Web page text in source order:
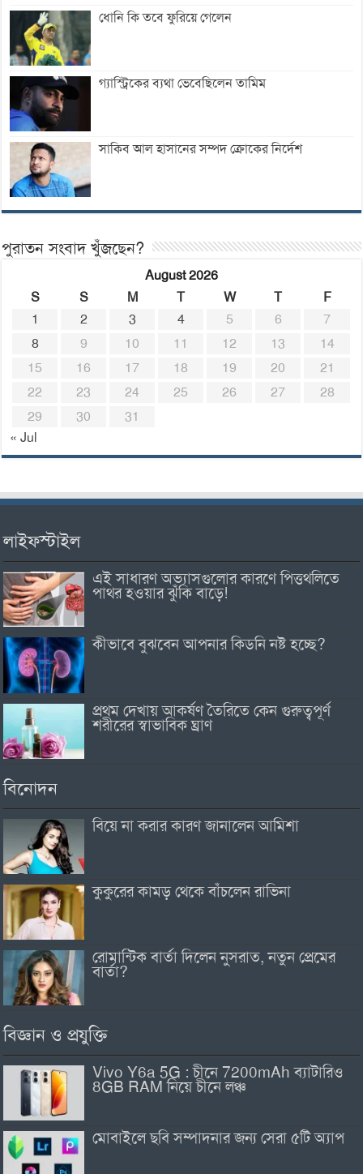
ধোনি কি তবে ফুরিয়ে গেলেন
গ্যাস্ট্রিকের ব্যথা ভেবেছিলেন তামিম
সাকিব আল হাসানের সম্পদ ক্রোকের নির্দেশ
পুরাতন সংবাদ খুঁজছেন?
August 2026
S
S M T W T
F
1
2 3 4 5 6
7
8
9 10 11 12 13
14
15
16 17 18 19 20
21
22
23 24 25 26 27
28
29
30
31
« Jul
লাইফস্টাইল
এই সাধারণ অভ্যাসগুলোর কারণে পিত্তথলিতে
পাথর হওয়ার ঝুঁকি বাড়ে!
কীভাবে বুঝবেন আপনার কিডনি নষ্ট হচ্ছে?
প্রথম দেখায় আকর্ষণ তৈরিতে কেন গুরুত্বপূর্ণ
শরীরের স্বাভাবিক ঘ্রাণ
বিনোদন
বিয়ে না করার কারণ জানালেন আমিশা
কুকুরের কামড় থেকে বাঁচলেন রাভিনা
রোমান্টিক বার্তা দিলেন নুসরাত, নতুন প্রেমের
বার্তা?
বিজ্ঞান ও প্রযুক্তি
Vivo Y6a 5G : চীনে 7200mAh ব্যাটারিও
8GB RAM নিয়ে চীনে লঞ্চ
মোবাইলে ছবি সম্পাদনার জন্য সেরা ৫টি অ্যাপ